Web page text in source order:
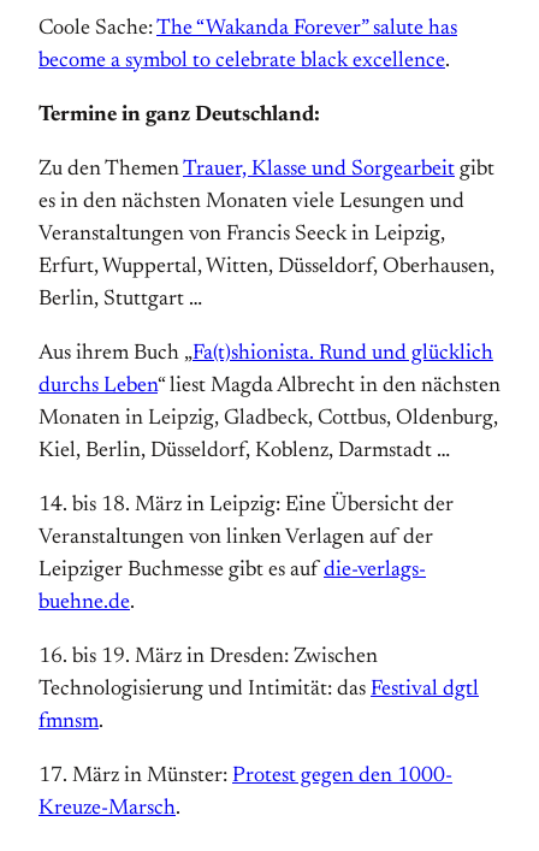
Coole Sache:The “Wakanda Forever” salute has
become a symbol to celebrate black excellence.
Termine in ganz Deutschland:
Zu den ThemenTrauer, Klasse und Sorgearbeit gibt
es in den nächsten Monaten viele Lesungen und
Veranstaltungen von Francis Seeck in Leipzig,
Erfurt, Wuppertal, Witten, Düsseldorf, Oberhausen,
Berlin, Stuttgart …
Aus ihrem Buch „Fa(t)shionista. Rund und glücklich
durchs Leben“ liest Magda Albrecht in den nächsten
Monaten in Leipzig, Gladbeck, Cottbus, Oldenburg,
Kiel, Berlin, Düsseldorf, Koblenz, Darmstadt …
14. bis 18. März in Leipzig: Eine Übersicht der
Veranstaltungen von linken Verlagen auf der
Leipziger Buchmesse gibt es auf die-verlags-
buehne.de.
16. bis 19. März in Dresden: Zwischen
Technologisierung und Intimität: das Festival dgtl
fmnsm.
17. März in Münster: Protest gegen den 1000-
Kreuze-Marsch.